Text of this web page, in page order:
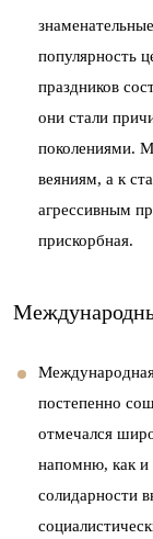
популярность
праздников
они стали
поколениями.
веяниям, а к
агрессивным
прискорбная.
постепенно
отмечался
напомню, как и
солидарности